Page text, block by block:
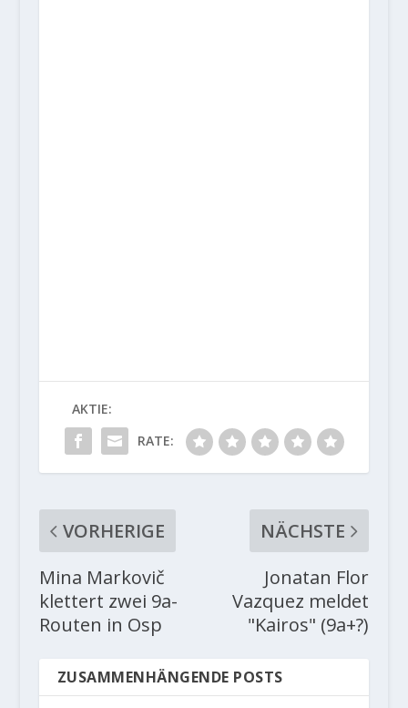
AKTIE:
RATE:
VORHERIGE
Mina Markovič
klettert zwei 9a-
Routen in Osp
NÄCHSTE
Jonatan Flor
Vazquez meldet
"Kairos" (9a+?)
ZUSAMMENHÄNGENDE POSTS